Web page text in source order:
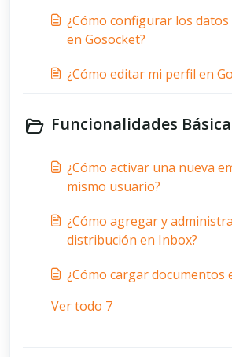
¿Cómo configurar los
en Gosocket?
¿Cómo editar mi perfil en
Funcionalidades
¿Cómo activar una nueva
mismo usuario?
¿Cómo agregar y
distribución en Inbox?
¿Cómo cargar documentos
Ver todo 7